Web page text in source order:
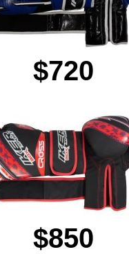
$720
$850